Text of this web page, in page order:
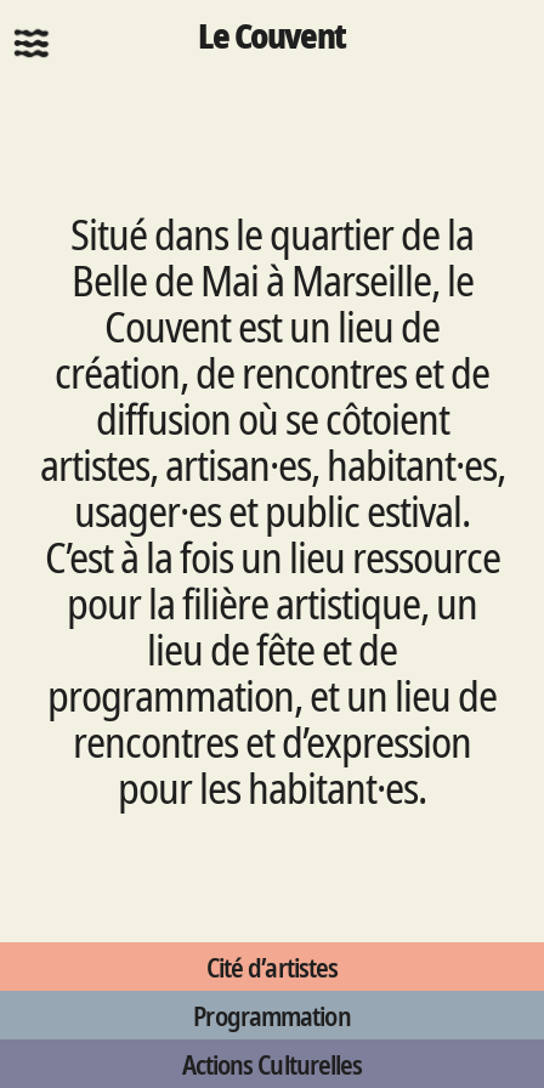
Le Couvent
Situé dans le quartier de la
Belle de Mai à Marseille, le
Couvent est un lieu de
création, de rencontres et de
diffusion où se côtoient
artistes, artisan·es, habitant·es,
usager·es et public estival.
C’est à la fois un lieu ressource
pour la filière artistique, un
lieu de fête et de
programmation, et un lieu de
rencontres et d’expression
pour les habitant·es.
Cité d’artistes
Programmation
Actions Culturelles